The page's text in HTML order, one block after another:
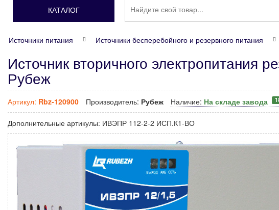
КАТАЛОГ
Источники питания Источники бесперебойного и резервного питания
Источник вторичного
Рубеж
Артикул: Rbz-120900 Производитель: Рубеж Наличие: На складе завода
Дополнительные артикулы: ИВЭПР 112-2-2 ИСП.К1-ВО